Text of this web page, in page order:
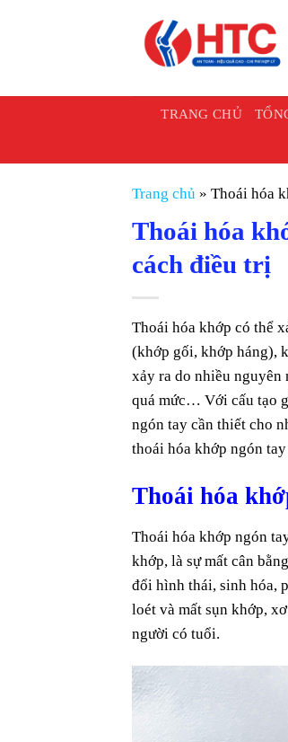
TRANG CHỦ
Trang chủ » Thoái hóa
Thoái hóa
cách điều trị
Thoái hóa khớp có thể
(khớp gối, khớp háng),
xảy ra do nhiều nguyên
quá mức… Với cấu tạo
ngón tay cần thiết cho
thoái hóa khớp ngón
Thoái hóa
Thoái hóa khớp ngón
khớp, là sự mất cân
đổi hình thái, sinh hóa,
loét và mất sụn khớp,
người có tuổi.